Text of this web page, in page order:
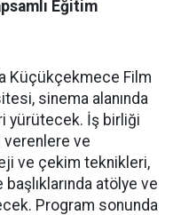
Eğitim
Küçükçekmece Film
sinema alanında
yürütecek. İş birliği
ve
ve çekim teknikleri,
atölye ve
Program sonunda